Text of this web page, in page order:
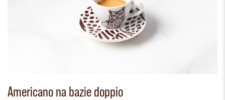
Americano na bazie doppio